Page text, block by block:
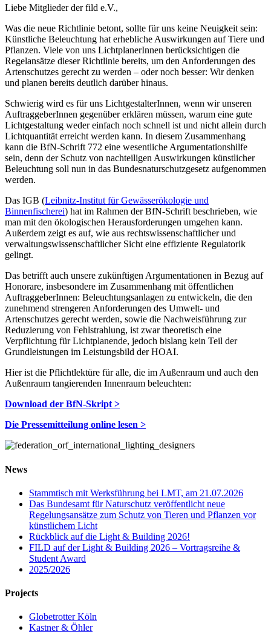
Liebe Mitglieder der fild e.V.,
Was die neue Richtlinie betont, sollte für uns keine Neuigkeit sein:
Künstliche Beleuchtung hat erhebliche Auswirkungen auf Tiere und
Pflanzen. Viele von uns LichtplanerInnen berücksichtigen die
Regelansätze dieser Richtlinie bereits, um den Anforderungen des
Artenschutzes gerecht zu werden – oder noch besser: Wir denken
und planen bereits deutlich darüber hinaus.
Schwierig wird es für uns LichtgestalterInnen, wenn wir unseren
AuftraggeberInnen gegenüber erklären müssen, warum eine gute
Lichtgestaltung weder einfach noch schnell ist und nicht allein durch
Lichtquantität erreicht werden kann. In diesem Zusammenhang
kann die BfN-Schrift 772 eine wesentliche Argumentationshilfe
sein, denn der Schutz von nachteiligen Auswirkungen künstlicher
Beleuchtung soll nun in das Bundesnaturschutzgesetz aufgenommen
werden.
Das IGB (Leibnitz-Institut für Gewässerökologie und
Binnenfischerei) hat im Rahmen der BfN-Schrift beschrieben, wie
man mit den ökologischen Herausforderungen umgehen kann.
Außerdem zeigt es auf, wie aus rechtswissenschaftlicher und
verwaltungswissenschaftlicher Sicht eine effiziente Regulatorik
gelingt.
Das betrifft auch unsere zukünftigen Argumentationen in Bezug auf
Honorare, insbesondere im Zusammenhang mit öffentlichen
AuftraggeberInnen: Beleuchtungsanlagen zu entwickeln, die den
zunehmend strengeren Anforderungen des Umwelt- und
Artenschutzes gerecht werden, sowie die Nachweisführung zur
Reduzierung von Fehlstrahlung, ist zwar theoretisch eine
Verpflichtung für Lichtplanende, jedoch bislang kein Teil der
Grundleistungen im Leistungsbild der HOAI.
Hier ist die Pflichtlektüre für alle, die im Außenraum und auch den
Außenraum tangierenden Innenraum beleuchten:
Download der BfN-Skript >
Die Pressemitteilung online lesen >
News
Stammtisch mit Werksführung bei LMT, am 21.07.2026
Das Bundesamt für Naturschutz veröffentlicht neue
Regelungsansätze zum Schutz von Tieren und Pflanzen vor
künstlichem Licht
Rückblick auf die Light & Building 2026!
FILD auf der Light & Building 2026 – Vortragsreihe &
Student Award
2025/2026
Projects
Globetrotter Köln
Kastner & Öhler